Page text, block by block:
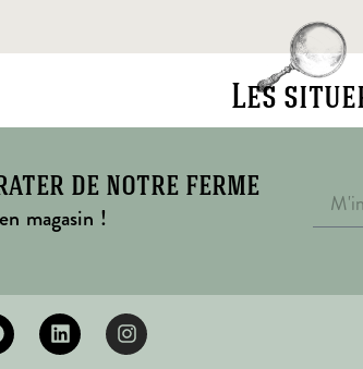
Les
de notre ferme
magasin !